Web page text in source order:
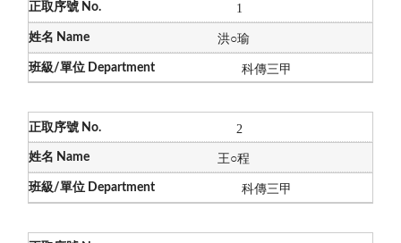
1
洪○瑜
科傳三甲
2
王○程
科傳三甲